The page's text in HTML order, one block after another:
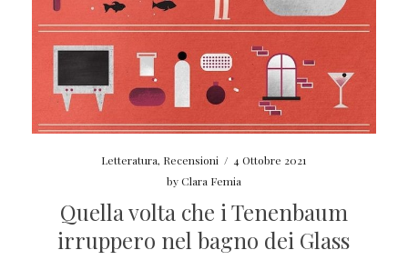
Letteratura, Recensioni / 4 Ottobre 2021
byClara Femia
Quella volta che i Tenenbaum
irruppero nel bagno dei Glass